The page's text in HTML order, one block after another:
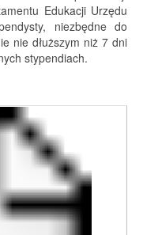
Edukacji Urzędu
niezbędne do
nie dłuższym niż 7 dni
stypendiach.